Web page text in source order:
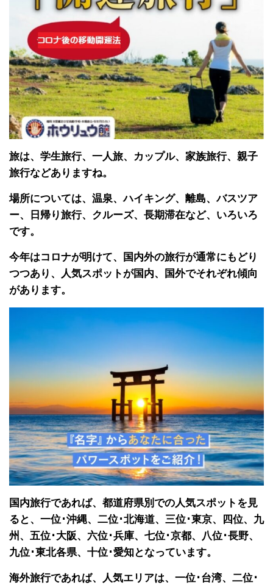
旅は、学生旅行、一人旅、カップル、家族旅行、親子
旅行などありますね。
場所については、温泉、ハイキング、離島、バスツア
ー、日帰り旅行、クルーズ、長期滞在など、いろいろ
です。
今年はコロナが明けて、国内外の旅行が通常にもどり
つつあり、人気スポットが国内、国外でそれぞれ傾向
があります。
国内旅行であれば、都道府県別での人気スポットを見
ると、一位･沖縄、二位･北海道、三位･東京、四位、九
州、五位･大阪、六位･兵庫、七位･京都、八位･長野、
九位･東北各県、十位･愛知となっています。
海外旅行であれば、人気エリアは、一位･台湾、二位･